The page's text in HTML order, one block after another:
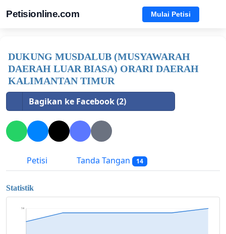
Petisionline.com Mulai Petisi
DUKUNG MUSDALUB (MUSYAWARAH
DAERAH LUAR BIASA) ORARI DAERAH
KALIMANTAN TIMUR
Bagikan ke Facebook (2)
Petisi Tanda Tangan 14
Statistik
14